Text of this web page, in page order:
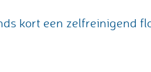
kort een zelfreinigend